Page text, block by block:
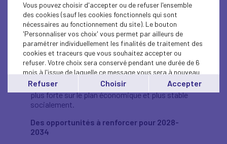
Arnaud Dupray , chercheur au Céreq, a de son
côté souligné que, tous secteurs confondus, les
jeunes ayant réalisé une mobilité encadrée
accèdent à leur premier emploi plus rapidement
que les autres, avec un meilleur salaire mensuel
brut (300 à 400 € en moyenne).
Tous ont également insisté sur le rôle essentiel
d’Erasmus+ dans la construction d’une Europe
plus forte sur le plan économique et plus stable
socialement.
Des opportunités à renforcer pour 2028-
2034
Vous pouvez choisir d'accepter ou de refuser l'ensemble
des cookies (sauf les cookies fonctionnels qui sont
nécessaires au fonctionnement du site). Le bouton
'Personnaliser vos choix' vous permet par ailleurs de
paramétrer individuellement les finalités de traitement des
cookies et traceurs que vous souhaitez accepter ou
refuser. Votre choix sera conservé pendant une durée de 6
mois à l'issue de laquelle ce message vous sera à nouveau
affiché..
Vous pouvez modifier votre choix à tout moment en
cliquant sur le lien'cookies'en bas de page.
Refuser Choisir Accepter